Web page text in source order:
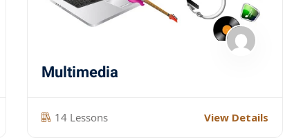
Multimedia
14 Lessons View Details